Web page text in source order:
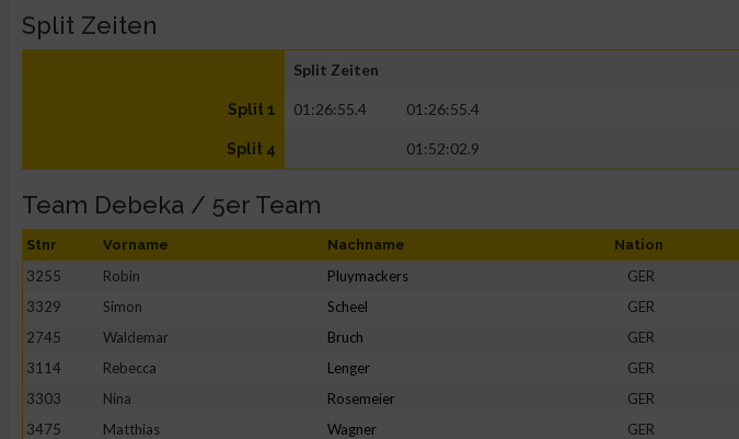
Split Zeiten
Split Zeiten
Split 1 01:26:55.4 01:26:55.4
Split 4 01:52:02.9
Team Debeka / 5er Team
Stnr Vorname Nachname Nation
3255 Robin Pluymackers GER
3329
Simon Scheel GER
2745
Waldemar Bruch GER
3114
Rebecca Lenger GER
3303
Nina Rosemeier GER
3475
Matthias Wagner GER